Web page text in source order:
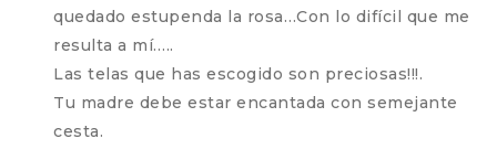
quedado estupenda la rosa…Con lo difícil que me
resulta a mí…..
Las telas que has escogido son preciosas!!!.
Tu madre debe estar encantada con semejante
cesta.